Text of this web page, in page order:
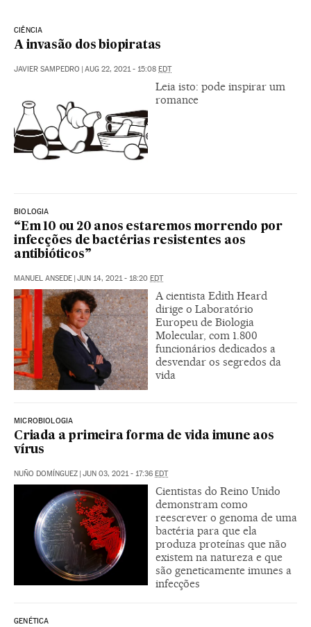
CIÊNCIA
A invasão dos biopiratas
JAVIER SAMPEDRO AUG 22, 2021 - 15:08 EDT
Leia isto: pode inspirar um
romance
BIOLOGIA
“Em 10 ou 20 anos estaremos morrendo por
infecções de bactérias resistentes aos
antibióticos”
MANUEL ANSEDE JUN 14, 2021 - 18:20 EDT
A cientista Edith Heard
dirige o Laboratório
Europeu de Biologia
Molecular, com 1.800
funcionários dedicados a
desvendar os segredos da
vida
MICROBIOLOGIA
Criada a primeira forma de vida imune aos
vírus
NUÑO DOMÍNGUEZ | JUN 03, 2021 - 17:36 EDT
Cientistas do Reino Unido
demonstram como
reescrever o genoma de uma
bactéria para que ela
produza proteínas que não
existem na natureza e que
são geneticamente imunes a
infecções
GENÉTICA